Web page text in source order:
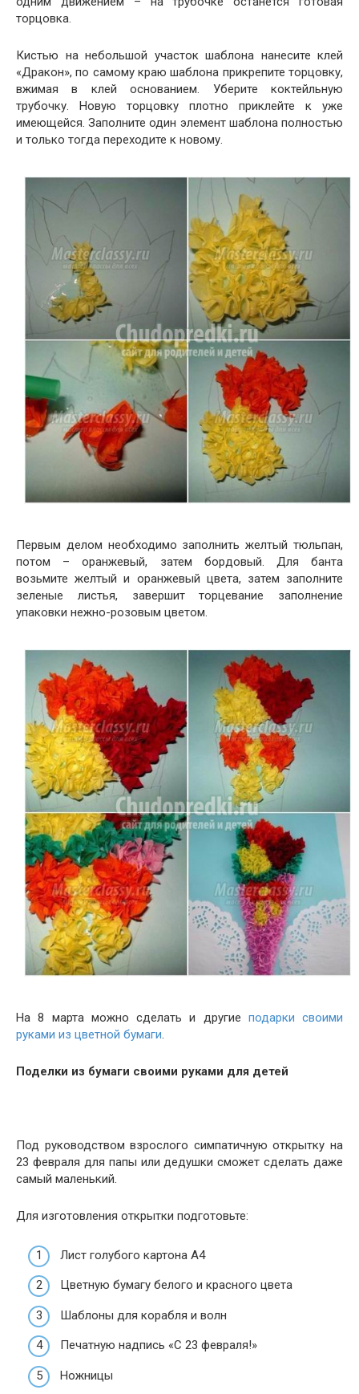
торцовка.
Кистью на небольшой участок шаблона нанесите клей
«Дракон», по самому краю шаблона прикрепите торцовку,
вжимая в клей основанием. Уберите коктейльную
трубочку. Новую торцовку плотно приклейте к уже
имеющейся. Заполните один элемент шаблона полностью
и только тогда переходите к новому.
Первым делом необходимо заполнить желтый тюльпан,
потом – оранжевый, затем бордовый. Для банта
возьмите желтый и оранжевый цвета, затем заполните
зеленые листья, завершит торцевание заполнение
упаковки нежно-розовым цветом.
На 8 марта можно сделать и другие подарки своими
руками из цветной бумаги.
Поделки из бумаги своими руками для детей
Под руководством взрослого симпатичную открытку на
23 февраля для папы или дедушки сможет сделать даже
самый маленький.
Для изготовления открытки подготовьте:
Лист голубого картона А4
Цветную бумагу белого и красного цвета
Шаблоны для корабля и волн
Печатную надпись «С 23 февраля!»
Ножницы